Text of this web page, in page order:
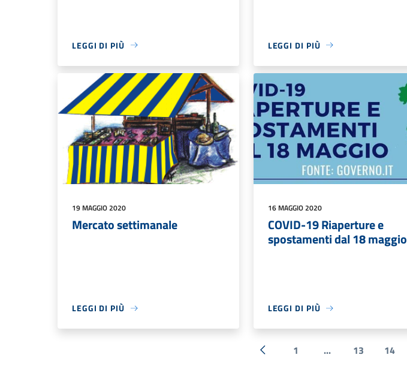
LEGGI DI PIÙ LEGGI DI PIÙ
19 MAGGIO 2020
Mercato settimanale
LEGGI DI PIÙ
16 MAGGIO 2020
COVID-19 Riaperture e
spostamenti dal 18 maggio
LEGGI DI PIÙ
« Precedente
1 ... 13 14